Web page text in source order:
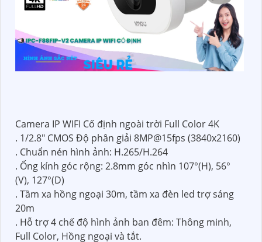
Camera IP WIFI Cố định ngoài trời Full Color 4K
. 1/2.8" CMOS Độ phân giải 8MP@15fps (3840x2160)
. Chuẩn nén hình ảnh: H.265/H.264
. Ống kính góc rộng: 2.8mm góc nhìn 107°(H), 56°
(V), 127°(D)
. Tầm xa hồng ngoại 30m, tầm xa đèn led trợ sáng
20m
. Hỗ trợ 4 chế độ hình ảnh ban đêm: Thông minh,
Full Color, Hồng ngoại và tắt.